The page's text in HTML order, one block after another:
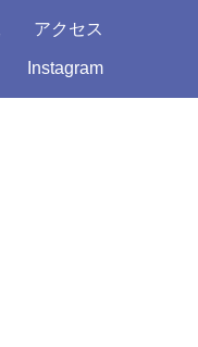
アクセス
Instagram